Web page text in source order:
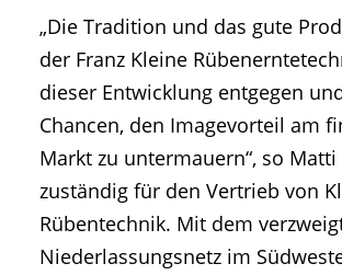
„Die Tradition und das gute
der Franz Kleine
dieser Entwicklung entgegen
Chancen, den Imagevorteil am
Markt zu untermauern“, so Matti
zuständig für den Vertrieb von
Rübentechnik. Mit dem
Niederlassungsnetz im